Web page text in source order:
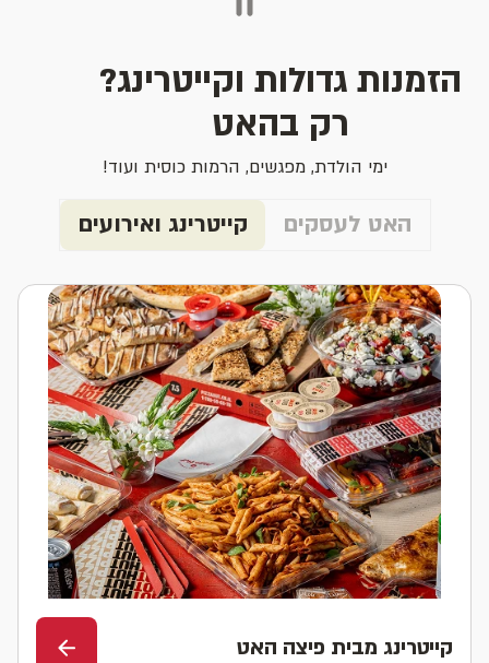
הזמנות גדולות וקייטרינג?
רק בהאט
ימי הולדת, מפגשים, הרמות כוסית ועוד!
האט לעסקים קייטרינג ואירועים
קייטרינג מבית פיצה האט